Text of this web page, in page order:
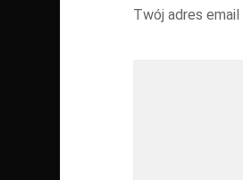
Twój adres